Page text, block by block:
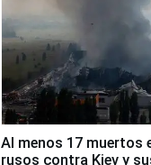
Al menos 17 muertos
rusos contra Kiev y